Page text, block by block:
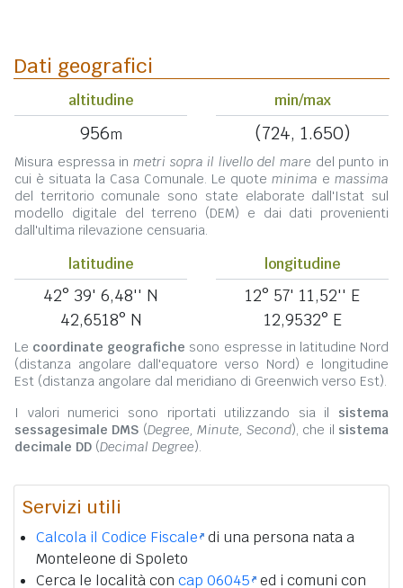
Dati geografici
altitudine
956m
min/max
(724, 1.650)
Misura espressa in metri sopra il livello del mare del punto in
cui è situata la Casa Comunale. Le quote minima e massima
del territorio comunale sono state elaborate dall'Istat sul
modello digitale del terreno (DEM) e dai dati provenienti
dall'ultima rilevazione censuaria.
latitudine
42° 39' 6,48'' N
42,6518° N
longitudine
12° 57' 11,52'' E
12,9532° E
Le coordinate geografiche sono espresse in latitudine Nord
(distanza angolare dall'equatore verso Nord) e longitudine
Est (distanza angolare dal meridiano di Greenwich verso Est).
I valori numerici sono riportati utilizzando sia il sistema
sessagesimale DMS (Degree, Minute, Second), che il sistema
decimale DD (Decimal Degree).
Servizi utili
Calcola il Codice Fiscale di una persona nata a
Monteleone di Spoleto
Cerca le località con cap 06045 ed i comuni con